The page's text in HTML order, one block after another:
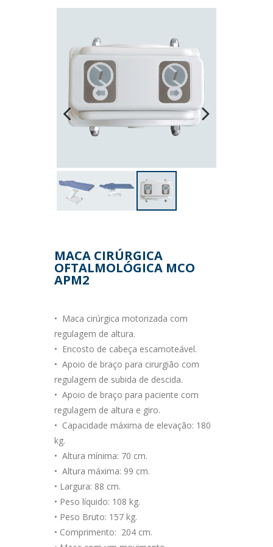
Previous
MACA CIRÚRGICA
OFTALMOLÓGICA MCO
APM2
• Maca cirúrgica motorizada com
regulagem de altura.
• Encosto de cabeça escamoteável.
• Apoio de braço para cirurgião com
regulagem de subida de descida.
• Apoio de braço para paciente com
regulagem de altura e giro.
• Capacidade máxima de elevação: 180
kg.
• Altura mínima: 70 cm.
• Altura máxima: 99 cm.
• Largura: 88 cm.
• Peso líquido: 108 kg.
• Peso Bruto: 157 kg.
• Comprimento: 204 cm.